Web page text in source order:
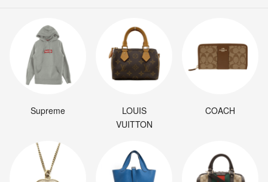
Supreme
LOUIS
VUITTON
COACH